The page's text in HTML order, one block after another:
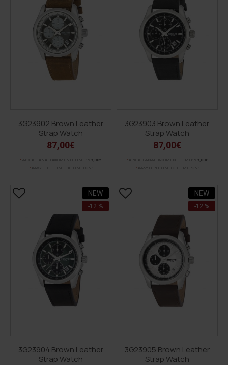
3G23902 Brown Leather
Strap Watch
87,00€
ΑΡΧΙΚΗ ΑΝΑΓΡΑΦΟΜΕΝΗ ΤΙΜΗ:
99,00€
ΚΑΛΥΤΕΡΗ ΤΙΜΗ 30 ΗΜΕΡΩΝ:
3G23903 Brown Leather
Strap Watch
87,00€
ΑΡΧΙΚΗ ΑΝΑΓΡΑΦΟΜΕΝΗ ΤΙΜΗ:
99,00€
ΚΑΛΥΤΕΡΗ ΤΙΜΗ 30 ΗΜΕΡΩΝ:
NEW
-12 %
3G23904 Brown Leather
Strap Watch
NEW
-12 %
3G23905 Brown Leather
Strap Watch